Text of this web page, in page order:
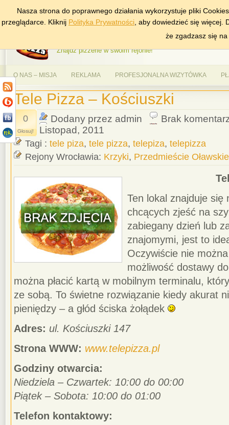
DODAJ NAS DO ULUBIONYCH ZNAJDŹ
AlePizza.com –
Znajdź pizzerie w swoim rejonie!
O NAS – MISJA REKLAMA PROFESJONALNA WIZYTÓWKA
Tele Pizza – Kościuszki
0
Głosuj!
Dodany przez admin
Brak
Listopad, 2011
Tagi : tele piza, tele pizza, telepiza, telepizza
Rejony Wrocławia: Krzyki, Przedmieście Oławskie
Ten lokal znajduje się
chcących zjeść na
zabiegany dzień lub
znajomymi, jest to
Oczywiście nie
możliwość dostawy
można płacić kartą w mobilnym terminalu,
ze sobą. To świetne rozwiązanie kiedy akurat
pieniędzy – a głód ściska żołądek
Adres: ul. Kościuszki 147
Strona WWW: www.telepizza.pl
Godziny otwarcia:
Niedziela – Czwartek: 10:00 do 00:00
Piątek – Sobota: 10:00 do 01:00
Telefon kontaktowy:
Nasza strona do poprawnego działania wykorzystuje pliki
przeglądarce. Kliknij Polityka Prywatności , aby dowiedzieć się
że zgadzasz się